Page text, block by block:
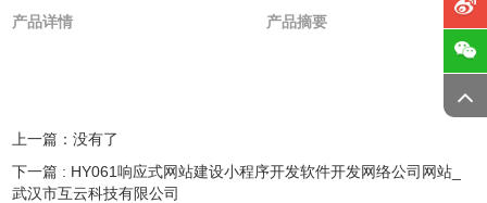
产品详情 产品摘要
上一篇：没有了
下一篇 : HY061响应式网站建设小程序开发软件开发网络公司网站_
武汉市互云科技有限公司